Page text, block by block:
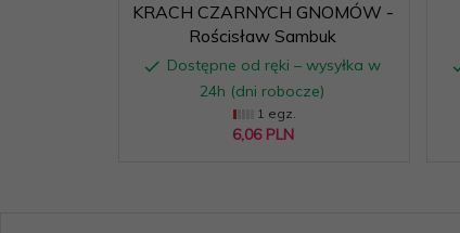
KRACH CZARNYCH GNOMÓW -
Rościsław Sambuk
Dostępne od ręki – wysyłka w
24h (dni robocze)
1 egz.
6,06 PLN